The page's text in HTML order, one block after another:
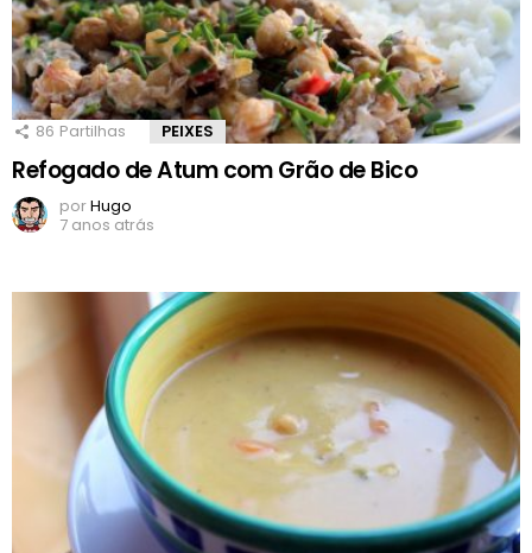
86 Partilhas PEIXES
Refogado de Atum com Grão de Bico
porHugo
7 anos atrás